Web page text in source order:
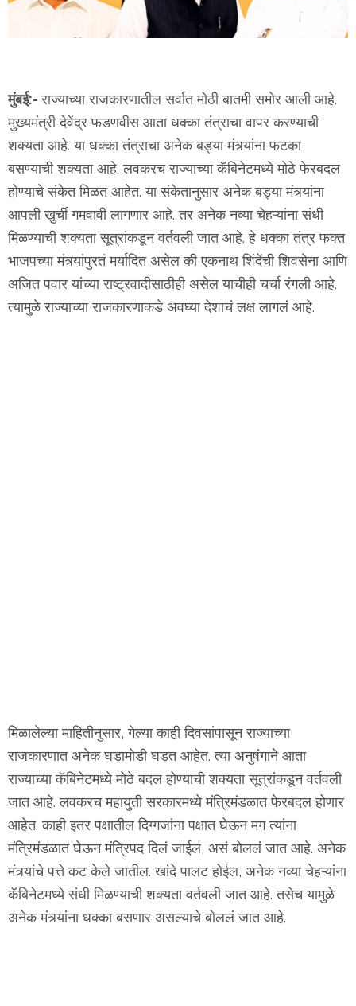
मुंबई:-राज्याच्या राजकारणातील सर्वात मोठी बातमी समोर आली आहे.
मुख्यमंत्री देवेंद्र फडणवीस आता धक्का तंत्राचा वापर करण्याची
शक्यता आहे. या धक्का तंत्राचा अनेक बड्या मंत्र्यांना फटका
बसण्याची शक्यता आहे. लवकरच राज्याच्या कॅबिनेटमध्ये मोठे फेरबदल
होण्याचे संकेत मिळत आहेत. या संकेतानुसार अनेक बड्या मंत्र्यांना
आपली खुर्ची गमवावी लागणार आहे. तर अनेक नव्या चेहऱ्यांना संधी
मिळण्याची शक्यता सूत्रांकडून वर्तवली जात आहे. हे धक्का तंत्र फक्त
भाजपच्या मंत्र्यांपुरतं मर्यादित असेल की एकनाथ शिंदेंची शिवसेना आणि
अजित पवार यांच्या राष्ट्रवादीसाठीही असेल याचीही चर्चा रंगली आहे.
त्यामुळे राज्याच्या राजकारणाकडे अवघ्या देशाचं लक्ष लागलं आहे.
मिळालेल्या माहितीनुसार, गेल्या काही दिवसांपासून राज्याच्या
राजकारणात अनेक घडामोडी घडत आहेत. त्या अनुषंगाने आता
राज्याच्या कॅबिनेटमध्ये मोठे बदल होण्याची शक्यता सूत्रांकडून वर्तवली
जात आहे. लवकरच महायुती सरकारमध्ये मंत्रिमंडळात फेरबदल होणार
आहेत. काही इतर पक्षातील दिग्गजांना पक्षात घेऊन मग त्यांना
मंत्रिमंडळात घेऊन मंत्रिपद दिलं जाईल, असं बोललं जात आहे. अनेक
मंत्र्‍यांचे पत्ते कट केले जातील. खांदे पालट होईल, अनेक नव्या चेहऱ्यांना
कॅबिनेटमध्ये संधी मिळण्याची शक्यता वर्तवली जात आहे. तसेच यामुळे
अनेक मंत्र्‍यांना धक्का बसणार असल्याचे बोललं जात आहे.